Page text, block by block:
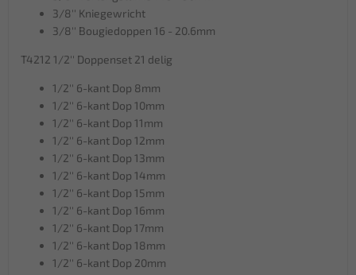
3/8'' Kniegewricht
3/8'' Bougiedoppen 16 - 20.6mm
T4212 1/2'' Doppenset 21 delig
1/2'' 6-kant Dop 8mm
1/2'' 6-kant Dop 10mm
1/2'' 6-kant Dop 11mm
1/2'' 6-kant Dop 12mm
1/2'' 6-kant Dop 13mm
1/2'' 6-kant Dop 14mm
1/2'' 6-kant Dop 15mm
1/2'' 6-kant Dop 16mm
1/2'' 6-kant Dop 17mm
1/2'' 6-kant Dop 18mm
1/2'' 6-kant Dop 20mm